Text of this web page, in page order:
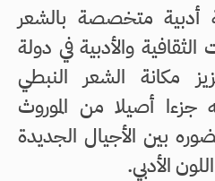
أدبية متخصصة بالشعر
الثقافية والأدبية في دولة
مكانة الشعر النبطي
جزءا أصيلا من الموروث
بين الأجيال الجديدة
الأدبي.